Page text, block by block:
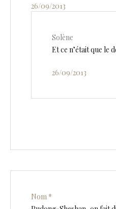
26/09/2013
Solène
Et ce n’était que le
26/09/2013
Nom *